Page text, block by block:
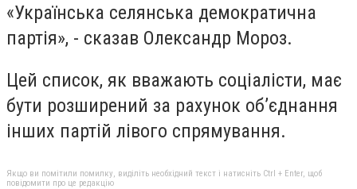
«Українська селянська демократична
партія», - сказав Олександр Мороз.
Цей список, як вважають соціалісти, має
бути розширений за рахунок об’єднання
інших партій лівого спрямування.
Якщо ви помітили помилку, виділіть необхідний текст і натисніть Ctrl + Enter, щоб
повідомити про це редакцію